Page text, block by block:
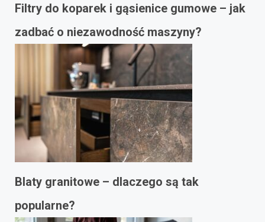
Filtry do koparek i gąsienice gumowe – jak
zadbać o niezawodność maszyny?
Blaty granitowe – dlaczego są tak
popularne?